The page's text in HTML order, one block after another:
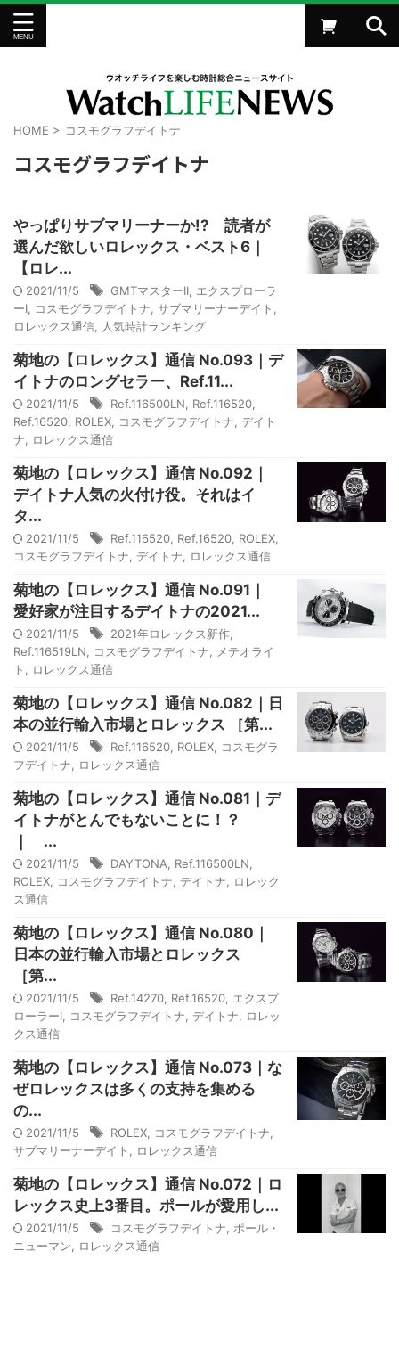
HOME > コスモグラフデイトナ
コスモグラフデイトナ
やっぱりサブマリーナーか!? 読者が
選んだ欲しいロレックス・ベスト6｜
【ロレ...
2021/11/5 GMTマスターII
エクスプローラ
ーI
コスモグラフデイトナ サブマリーナーデイト
ロレックス通信
人気時計ランキング
菊地の【ロレックス】通信 No.093｜デ
イトナのロングセラー、Ref.11...
2021/11/5 Ref.116500LN Ref.116520
Ref.16520 ROLEX コスモグラフデイトナ
デイト
ナ
ロレックス通信
菊地の【ロレックス】通信 No.092｜
デイトナ人気の火付け役。それはイ
タ...
2021/11/5 Ref.116520 Ref.16520 ROLEX
コスモグラフデイトナ
デイトナ ロレックス通信
菊地の【ロレックス】通信 No.091｜
愛好家が注目するデイトナの2021...
2021/11/5 2021年ロレックス新作
Ref.116519LN
コスモグラフデイトナ
メテオライ
ト
ロレックス通信
菊地の【ロレックス】通信 No.082｜日
本の並行輸入市場とロレックス ［第...
2021/11/5 Ref.116520 ROLEX
コスモグラ
フデイトナ
ロレックス通信
菊地の【ロレックス】通信 No.081｜デ
イトナがとんでもないことに！？
｜ ...
2021/11/5 DAYTONA Ref.116500LN
ROLEX
コスモグラフデイトナ デイトナ
ロレック
ス通信
菊地の【ロレックス】通信 No.080｜
日本の並行輸入市場とロレックス
［第...
2021/11/5 Ref.14270 Ref.16520
エクスプ
ローラーI
コスモグラフデイトナ デイトナ
ロレッ
クス通信
菊地の【ロレックス】通信 No.073｜な
ぜロレックスは多くの支持を集める
の...
2021/11/5 ROLEX コスモグラフデイトナ
サブマリーナーデイト
ロレックス通信
菊地の【ロレックス】通信 No.072｜ロ
レックス史上3番目。ポールが愛用し...
2021/11/5 コスモグラフデイトナ
ポール・
ニューマン
ロレックス通信